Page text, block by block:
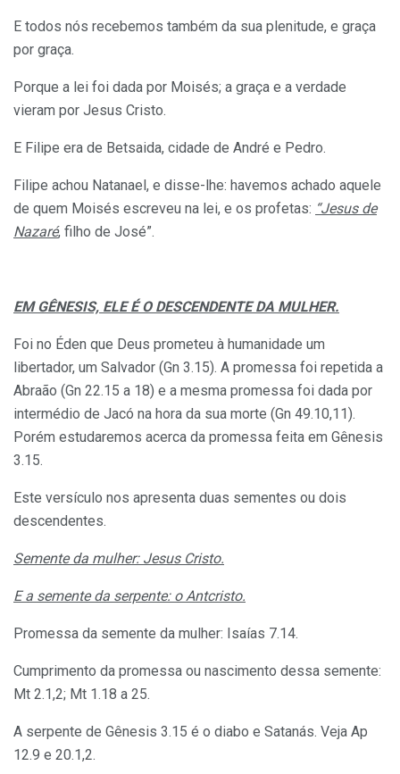
E todos nós recebemos também da sua plenitude, e graça
por graça.
Porque a lei foi dada por Moisés; a graça e a verdade
vieram por Jesus Cristo.
E Filipe era de Betsaida, cidade de André e Pedro.
Filipe achou Natanael, e disse-lhe: havemos achado aquele
de quem Moisés escreveu na lei, e os profetas: “Jesus de
Nazaré, filho de José”.
EM GÊNESIS, ELE É O DESCENDENTE DA MULHER.
Foi no Éden que Deus prometeu à humanidade um
libertador, um Salvador (Gn 3.15). A promessa foi repetida a
Abraão (Gn 22.15 a 18) e a mesma promessa foi dada por
intermédio de Jacó na hora da sua morte (Gn 49.10,11).
Porém estudaremos acerca da promessa feita em Gênesis
3.15.
Este versículo nos apresenta duas sementes ou dois
descendentes.
Semente da mulher: Jesus Cristo.
E a semente da serpente: o Antcristo.
Promessa da semente da mulher: Isaías 7.14.
Cumprimento da promessa ou nascimento dessa semente:
Mt 2.1,2; Mt 1.18 a 25.
A serpente de Gênesis 3.15 é o diabo e Satanás. Veja Ap
12.9 e 20.1,2.